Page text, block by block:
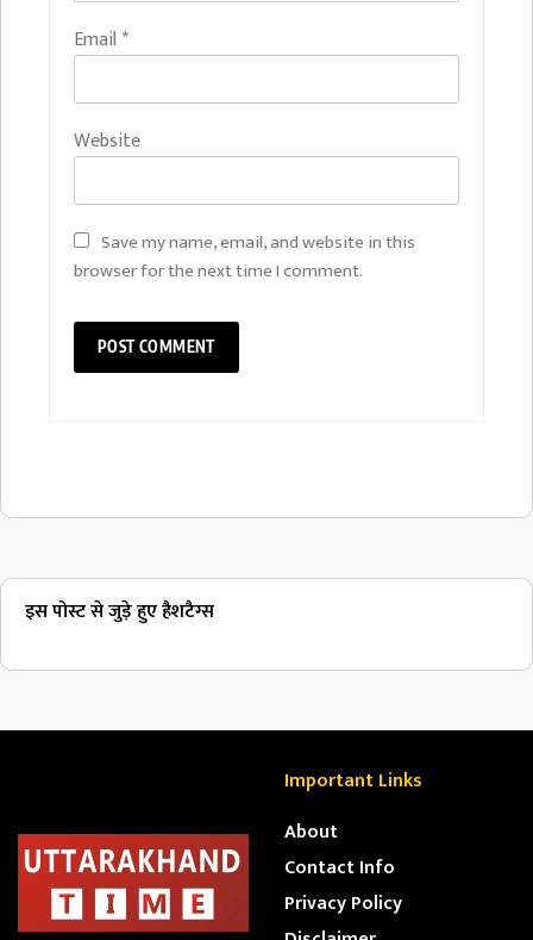
Email *
Website
Save my name, email, and website in this
browser for the next time I comment.
इस पोस्ट से जुड़े हुए हैशटैग्स
Important Links
About
Contact Info
Privacy Policy